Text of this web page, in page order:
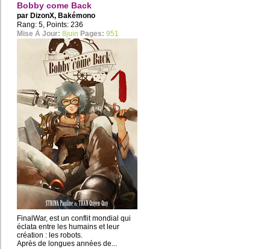
Bobby come Back
par DizonX, Bakémono
Rang: 5, Points: 236
Mise À Jour: 8juin Pages: 951
FinalWar, est un conflit mondial qui
éclata entre les humains et leur
création : les robots.
Après de longues années de...